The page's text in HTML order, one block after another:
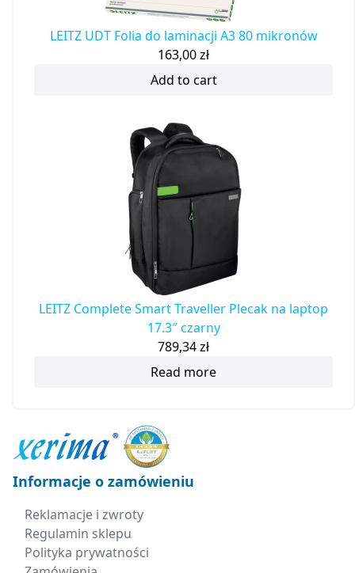
LEITZ UDT Folia do laminacji A3 80 mikronów
163,00zł
Add to cart
LEITZ Complete Smart Traveller Plecak na laptop
17.3″ czarny
789,34zł
Read more
Informacje o zamówieniu
Reklamacje i zwroty
Regulamin sklepu
Polityka prywatności